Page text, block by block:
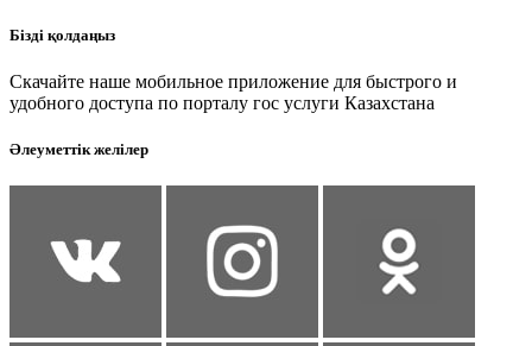
Бізді қолдаңыз
Скачайте наше мобильное приложение для быстрого и
удобного доступа по порталу гос услуги Казахстана
Әлеуметтік желілер